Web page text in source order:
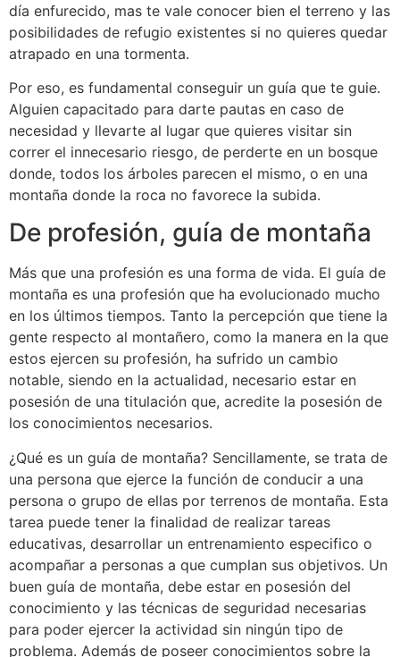
día enfurecido, mas te vale conocer bien el terreno y las
posibilidades de refugio existentes si no quieres quedar
atrapado en una tormenta.
Por eso, es fundamental conseguir un guía que te guie.
Alguien capacitado para darte pautas en caso de
necesidad y llevarte al lugar que quieres visitar sin
correr el innecesario riesgo, de perderte en un bosque
donde, todos los árboles parecen el mismo, o en una
montaña donde la roca no favorece la subida.
De profesión, guía de montaña
Más que una profesión es una forma de vida. El guía de
montaña es una profesión que ha evolucionado mucho
en los últimos tiempos. Tanto la percepción que tiene la
gente respecto al montañero, como la manera en la que
estos ejercen su profesión, ha sufrido un cambio
notable, siendo en la actualidad, necesario estar en
posesión de una titulación que, acredite la posesión de
los conocimientos necesarios.
¿Qué es un guía de montaña? Sencillamente, se trata de
una persona que ejerce la función de conducir a una
persona o grupo de ellas por terrenos de montaña. Esta
tarea puede tener la finalidad de realizar tareas
educativas, desarrollar un entrenamiento especifico o
acompañar a personas a que cumplan sus objetivos. Un
buen guía de montaña, debe estar en posesión del
conocimiento y las técnicas de seguridad necesarias
para poder ejercer la actividad sin ningún tipo de
problema. Además de poseer conocimientos sobre la